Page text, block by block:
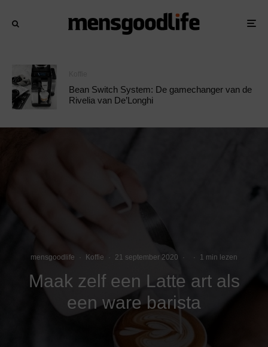
Bean Switch System: De gamechanger van de
Rivelia van De’Longhi
mensgoodlife · Koffie · 21 september 2020 · · 1 min lezen
Maak zelf een Latte art als
een ware barista